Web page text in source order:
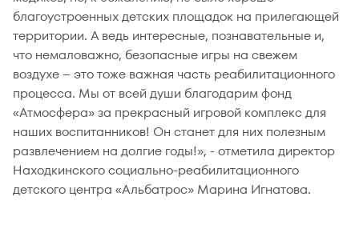
благоустроенных детских площадок на прилегающей
территории. А ведь интересные, познавательные и,
что немаловажно, безопасные игры на свежем
воздухе – это тоже важная часть реабилитационного
процесса. Мы от всей души благодарим фонд
«Атмосфера» за прекрасный игровой комплекс для
наших воспитанников! Он станет для них полезным
развлечением на долгие годы!», - отметила директор
Находкинского социально-реабилитационного
детского центра «Альбатрос» Марина Игнатова.